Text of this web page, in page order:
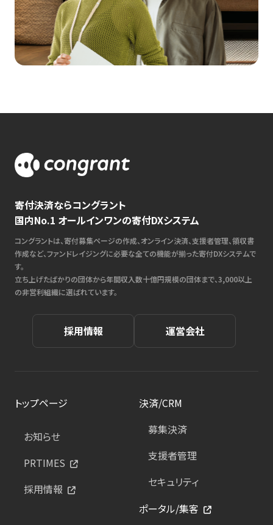
寄付決済ならコングラント
国内No.1 オールインワンの寄付DXシステム
コングラントは、寄付募集ページの作成、オンライン決済、支援者管理、領収書
作成など、ファンドレイジングに必要な全ての機能が揃った寄付DXシステムで
す。
立ち上げたばかりの団体から年間収入数十億円規模の団体まで、3,000以上
の非営利組織に選ばれています。
採用情報 運営会社
トップページ
お知らせ
PRTIMES
採用情報
決済/CRM
募集決済
支援者管理
セキュリティ
ポータル/集客